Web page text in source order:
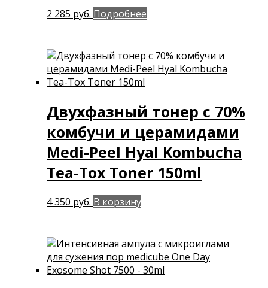
2 285 руб. Подробнее
Двухфазный тонер с 70%
комбучи и церамидами
Medi-Peel Hyal Kombucha
Tea-Tox Toner 150ml
4 350 руб. В корзину